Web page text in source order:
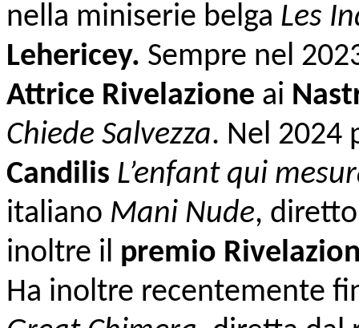
nella miniserie belga Les
Lehericey. Sempre nel
Attrice Rivelazione ai
Chiede Salvezza. Nel 2024
Candilis L’enfant qui
italiano Mani Nude,
inoltre il premio
Ha inoltre recentemente